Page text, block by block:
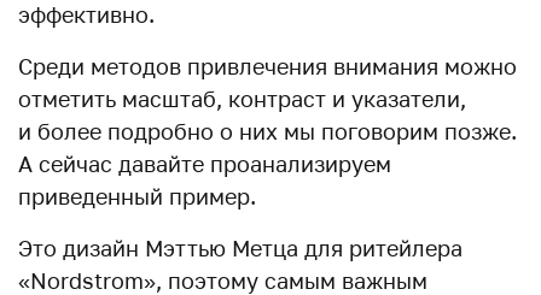
эффективно.
Среди методов привлечения внимания можно
отметить масштаб, контраст и указатели,
и более подробно о них мы поговорим позже.
А сейчас давайте проанализируем
приведенный пример.
Это дизайн Мэттью Метца для ритейлера
«Nordstrom», поэтому самым важным